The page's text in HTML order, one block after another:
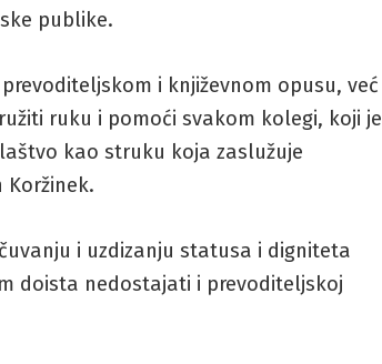
publike.
i književnom opusu,
ruku i pomoći svakom kolegi, koji je
kao struku koja zaslužuje
i uzdizanju statusa i digniteta
doista nedostajati i prevoditeljskoj